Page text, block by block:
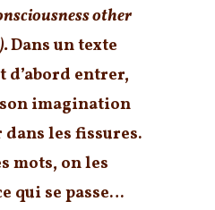
other
Dans un texte
entrer,
imagination
les fissures.
mots, on les
qui se passe…